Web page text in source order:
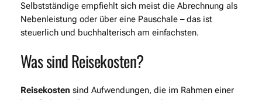
Selbstständige empfiehlt sich meist die Abrechnung als
Nebenleistung oder über eine Pauschale – das ist
steuerlich und buchhalterisch am einfachsten.
Was sind Reisekosten?
Reisekosten sind Aufwendungen, die im Rahmen einer